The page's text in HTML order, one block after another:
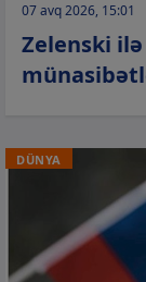
07 avq 2026, 15:01
Zelenski ilə
DÜNYA